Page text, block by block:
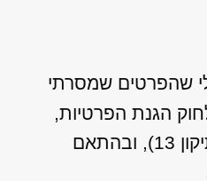
שהפרטים שמסרתי
הגנת הפרטיות,
התשמ"א–1981 (כולל תיקון 13), ובהתאם